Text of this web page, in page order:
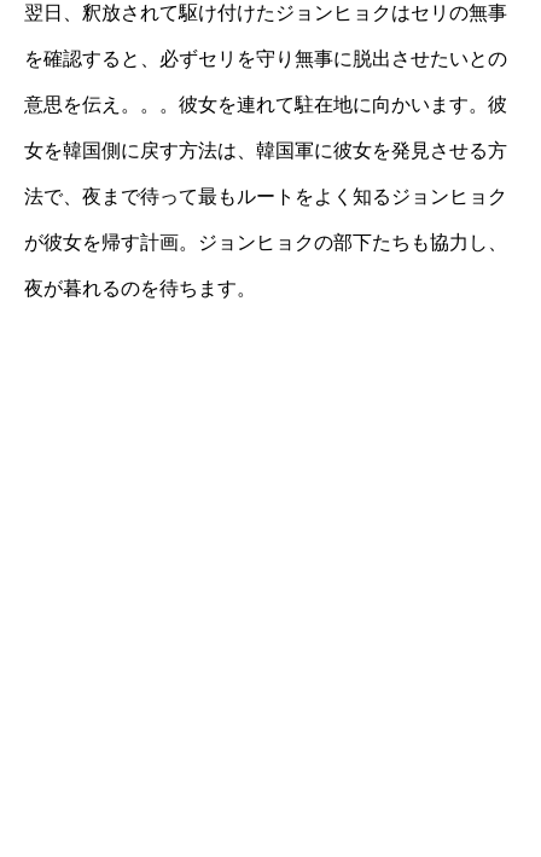
翌日、釈放されて駆け付けたジョンヒョクはセリの無事
を確認すると、必ずセリを守り無事に脱出させたいとの
意思を伝え。。。彼女を連れて駐在地に向かいます。彼
女を韓国側に戻す方法は、韓国軍に彼女を発見させる方
法で、夜まで待って最もルートをよく知るジョンヒョク
が彼女を帰す計画。ジョンヒョクの部下たちも協力し、
夜が暮れるのを待ちます。